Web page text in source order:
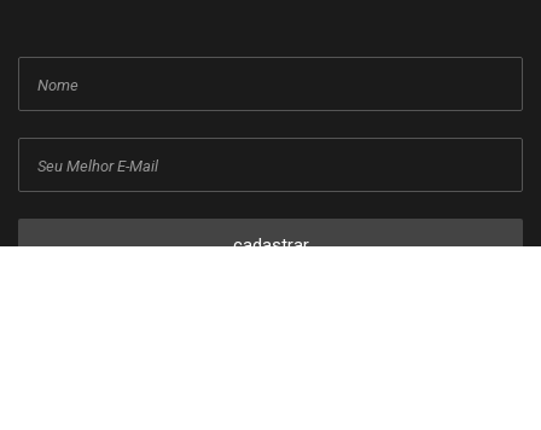
cadastrar